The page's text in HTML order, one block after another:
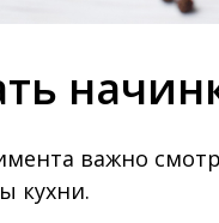
важно
кухни.